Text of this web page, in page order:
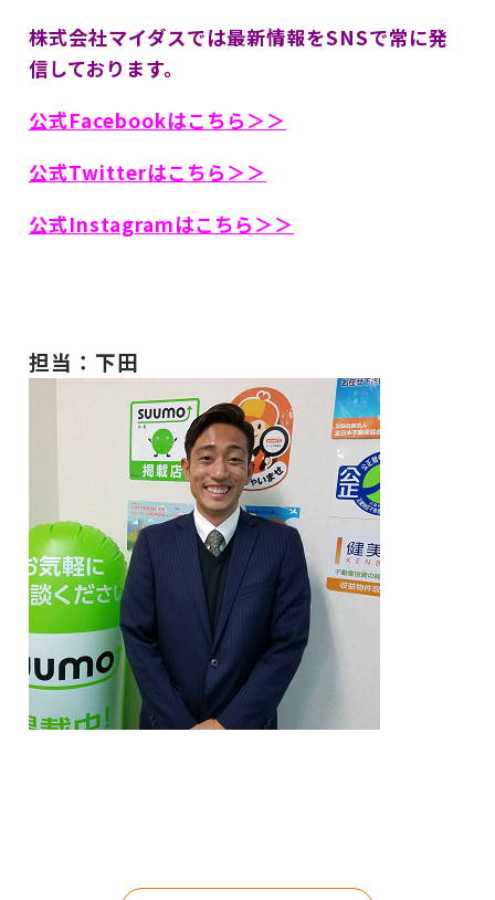
株式会社マイダスでは最新情報をSNSで常に発
信しております。
公式Facebookはこちら＞＞
公式Twitterはこちら＞＞
公式Instagramはこちら＞＞
担当：下田